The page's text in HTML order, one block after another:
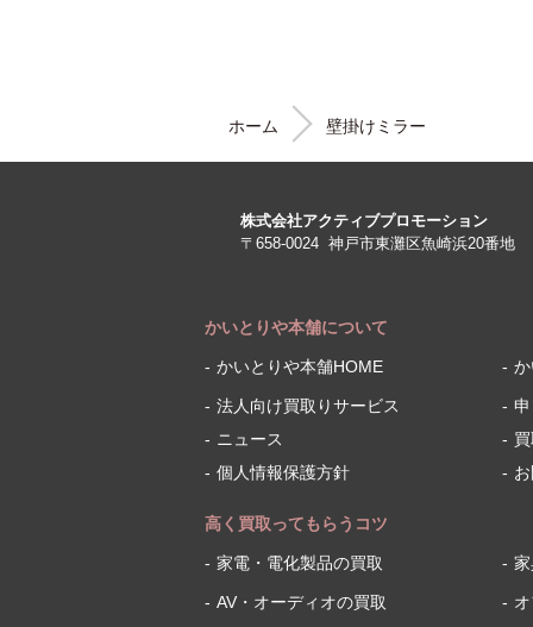
ホーム 壁掛けミラー
株式会社アクティブプロモーション
〒658-0024 神戸市東灘区魚崎浜20番地
かいとりや本舗について
かいとりや本舗HOME
法人向け買取りサービス
ニュース
個人情報保護方針
高く買取ってもらうコツ
家電・電化製品の買取
AV・オーディオの買取